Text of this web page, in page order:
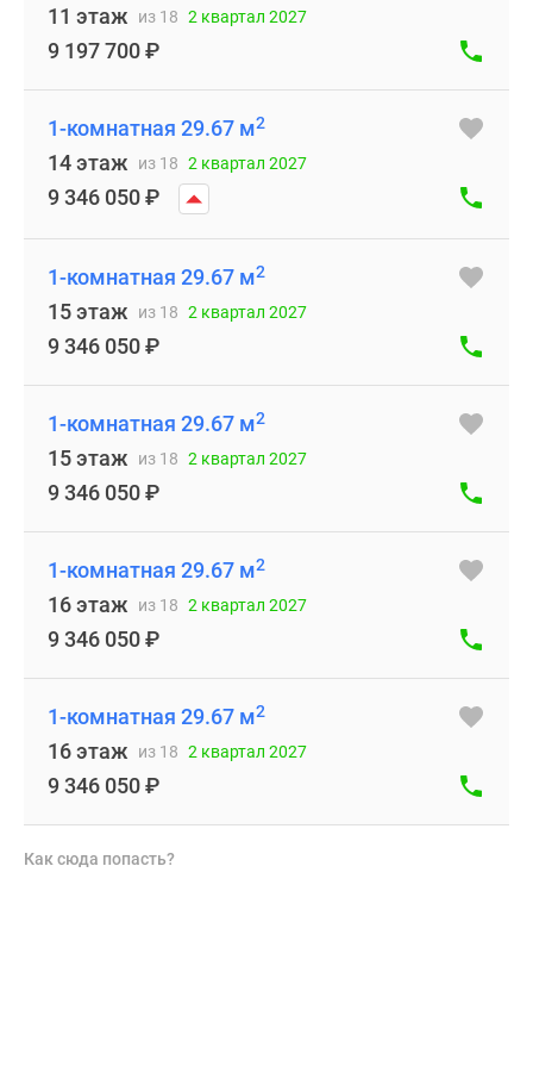
11 этаж из 18 2 квартал 2027
9 197 700₽
1-комнатная 29.67 м2
14 этаж из 18 2 квартал 2027
9 346 050₽
1-комнатная 29.67 м2
15 этаж из 18 2 квартал 2027
9 346 050₽
1-комнатная 29.67 м2
15 этаж из 18 2 квартал 2027
9 346 050₽
1-комнатная 29.67 м2
16 этаж из 18 2 квартал 2027
9 346 050₽
1-комнатная 29.67 м2
16 этаж из 18 2 квартал 2027
9 346 050₽
Как сюда попасть?